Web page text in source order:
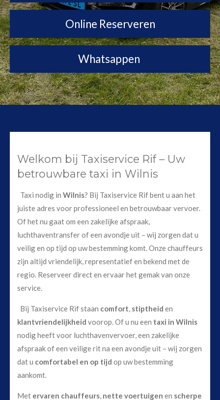
Online Reserveren
Whatsappen
Welkom bij Taxiservice Rif – Uw
betrouwbare taxi in Wilnis
Taxi nodig in Wilnis? Bij Taxiservice Rif bent u aan het
juiste adres voor professioneel en betrouwbaar vervoer.
Of het nu gaat om een zakelijke afspraak,
luchthaventransfer of een avondje uit – wij zorgen dat u
veilig en op tijd op uw bestemming komt. Onze chauffeurs
zijn altijd vriendelijk, representatief en bekend met de
regio. Reserveer direct en ervaar het gemak van onze
service.
Bij Taxiservice Rif staan comfort, stiptheid en
klantvriendelijkheid voorop. Of u nu een taxi in Wilnis
nodig heeft voor luchthavenvervoer, een zakelijke
afspraak of een veilige rit na een avondje uit – wij zorgen
dat u comfortabel en op tijd op uw bestemming
aankomt.
Met ervaren chauffeurs, nette voertuigen en scherpe